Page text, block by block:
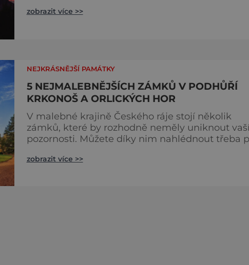
a rovinaté cesty lemované malebnými skalisky.
zobrazit více >>
NEJKRÁSNĚJŠÍ PAMÁTKY
5 NEJMALEBNĚJŠÍCH ZÁMKŮ V PODHŮŘÍ
KRKONOŠ A ORLICKÝCH HOR
V malebné krajině Českého ráje stojí několik
zámků, které by rozhodně neměly uniknout
pozornosti. Můžete díky nim nahlédnout třeba
stopách děsivého Jacka Rozparovače. Rozhodně
zobrazit více >>